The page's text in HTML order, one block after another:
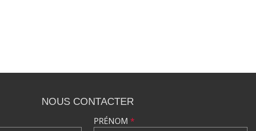
NOUS CONTACTER
PRÉNOM *